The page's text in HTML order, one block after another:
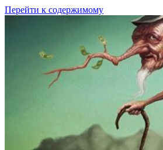
Перейти к содержимому